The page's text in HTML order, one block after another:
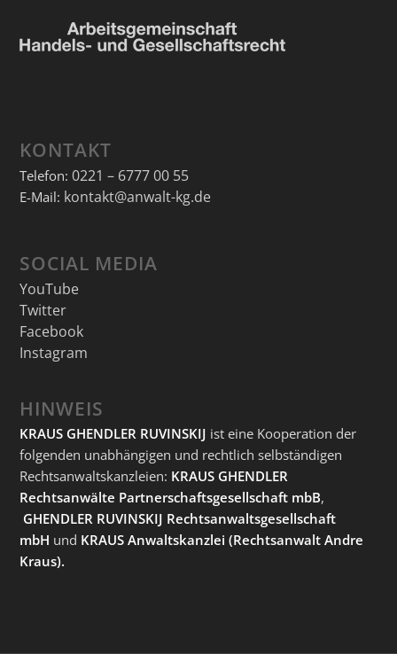
KONTAKT
Telefon: 0221 – 6777 00 55
E-Mail: kontakt@anwalt-kg.de
SOCIAL MEDIA
YouTube
Twitter
Facebook
Instagram
HINWEIS
KRAUS GHENDLER RUVINSKIJ ist eine Kooperation der
folgenden unabhängigen und rechtlich selbständigen
Rechtsanwaltskanzleien: KRAUS GHENDLER
Rechtsanwälte Partnerschaftsgesellschaft mbB,
GHENDLER RUVINSKIJ Rechtsanwaltsgesellschaft
mbH und KRAUS Anwaltskanzlei (Rechtsanwalt Andre
Kraus).